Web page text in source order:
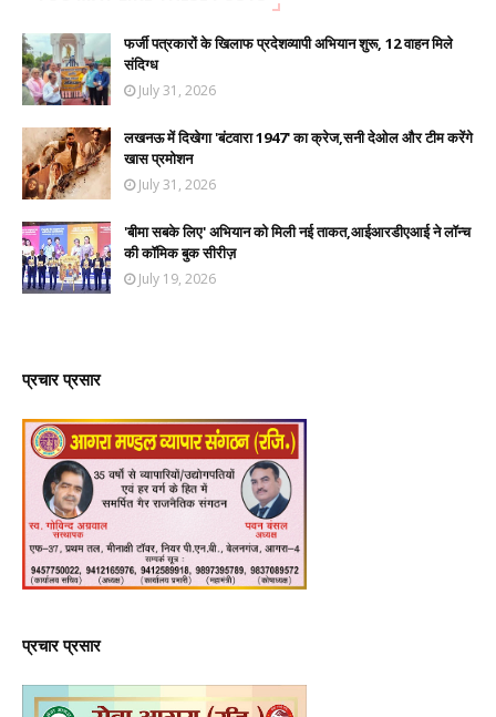
फर्जी पत्रकारों के खिलाफ प्रदेशव्यापी अभियान शुरू, 12 वाहन मिले
संदिग्ध
July 31, 2026
लखनऊ में दिखेगा 'बंटवारा 1947' का क्रेज,सनी देओल और टीम करेंगे
खास प्रमोशन
July 31, 2026
'बीमा सबके लिए' अभियान को मिली नई ताकत,आईआरडीएआई ने लॉन्च
की कॉमिक बुक सीरीज़
July 19, 2026
प्रचार प्रसार
प्रचार प्रसार